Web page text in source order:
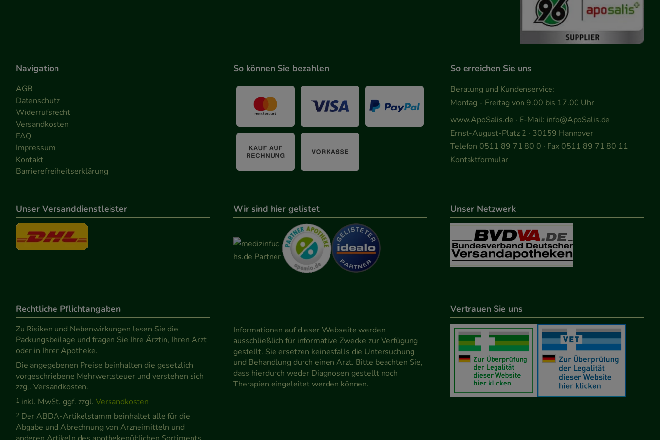
Navigation
AGB
Datenschutz
Widerrufsrecht
Versandkosten
FAQ
Impressum
Kontakt
Barrierefreiheitserklärung
So können Sie bezahlen So erreichen Sie uns
Beratung und Kundenservice:
Montag - Freitag von 9.00 bis 17.00 Uhr
www.ApoSalis.de · E-Mail: info@ApoSalis.de
Ernst-August-Platz 2 · 30159 Hannover
Telefon 0511 89 71 80 0 · Fax 0511 89 71 80 11
Kontaktformular
Unser Versanddienstleister Wir sind hier gelistet Unser Netzwerk
Rechtliche Pflichtangaben
Zu Risiken und Nebenwirkungen lesen Sie die
Packungsbeilage und fragen Sie Ihre Ärztin, Ihren Arzt
oder in Ihrer Apotheke.
Die angegebenen Preise beinhalten die gesetzlich
vorgeschriebene Mehrwertsteuer und verstehen sich
zzgl. Versandkosten.
1 inkl. MwSt. ggf. zzgl. Versandkosten
2 Der ABDA-Artikelstamm beinhaltet alle für die
Abgabe und Abrechnung von Arzneimitteln und
Informationen auf dieser Webseite werden
ausschließlich für informative Zwecke zur Verfügung
gestellt. Sie ersetzen keinesfalls die Untersuchung
und Behandlung durch einen Arzt. Bitte beachten Sie,
dass hierdurch weder Diagnosen gestellt noch
Therapien eingeleitet werden können.
Vertrauen Sie uns